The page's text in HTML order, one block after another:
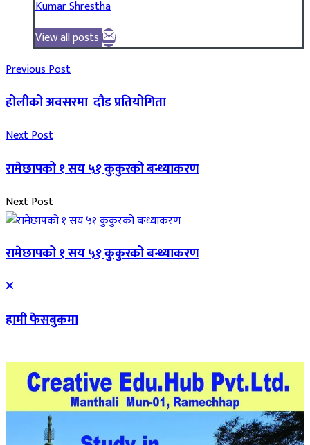
Kumar Shrestha
View all posts
Previous Post
होलीको अवसरमा दौड प्रतियोगिता
Next Post
रामेछापको १ सय ५१ कुकुरको बन्ध्याकरण
Next Post
रामेछापको १ सय ५१ कुकुरको बन्ध्याकरण
हामी फेसबुकमा